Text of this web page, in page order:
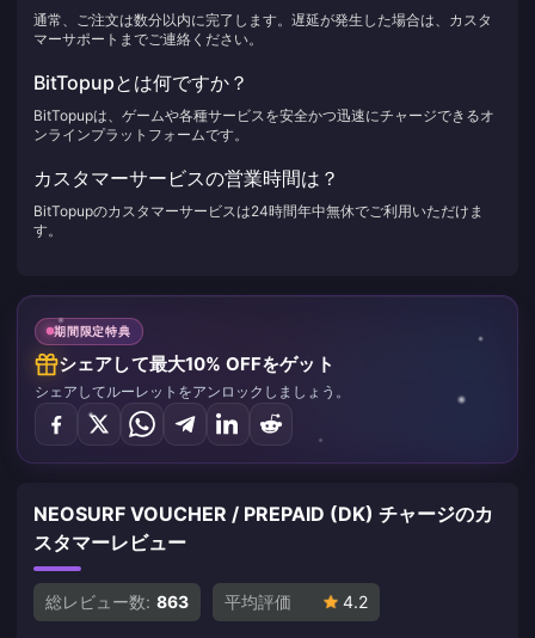
通常、ご注文は数分以内に完了します。遅延が発生した場合は、カスタ
マーサポートまでご連絡ください。
BitTopupとは何ですか？
BitTopupは、ゲームや各種サービスを安全かつ迅速にチャージできるオ
ンラインプラットフォームです。
カスタマーサービスの営業時間は？
BitTopupのカスタマーサービスは24時間年中無休でご利用いただけま
す。
期間限定特典
シェアして最大10% OFFをゲット
シェアしてルーレットをアンロックしましょう。
NEOSURF VOUCHER / PREPAID (DK) チャージのカ
スタマーレビュー
総レビュー数: 863 平均評価 4.2